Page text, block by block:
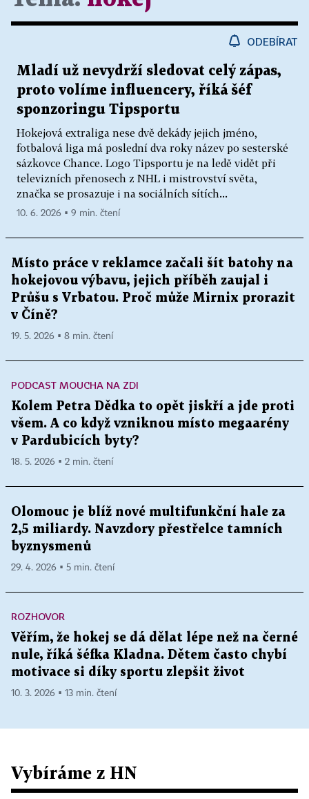
ODEBÍRAT
Mladí už nevydrží sledovat celý zápas,
proto volíme influencery, říká šéf
sponzoringu Tipsportu
Hokejová extraliga nese dvě dekády jejich jméno,
fotbalová liga má poslední dva roky název po sesterské
sázkovce Chance. Logo Tipsportu je na ledě vidět při
televizních přenosech z NHL i mistrovství světa,
značka se prosazuje i na sociálních sítích...
10. 6. 2026 ▪ 9 min. čtení
Místo práce v reklamce začali šít batohy na
hokejovou výbavu, jejich příběh zaujal i
Průšu s Vrbatou. Proč může Mirnix prorazit
v Číně?
19. 5. 2026 ▪ 8 min. čtení
PODCAST MOUCHA NA ZDI
Kolem Petra Dědka to opět jiskří a jde proti
všem. A co když vzniknou místo megaarény
v Pardubicích byty?
18. 5. 2026 ▪ 2 min. čtení
Olomouc je blíž nové multifunkční hale za
2,5 miliardy. Navzdory přestřelce tamních
byznysmenů
29. 4. 2026 ▪ 5 min. čtení
ROZHOVOR
Věřím, že hokej se dá dělat lépe než na černé
nule, říká šéfka Kladna. Dětem často chybí
motivace si díky sportu zlepšit život
10. 3. 2026 ▪ 13 min. čtení
Vybíráme z HN